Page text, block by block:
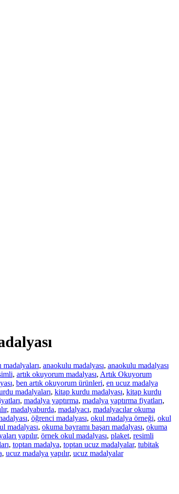
madalyaları, anaokulu madalyası, anaokulu madalyası
, artık okuyorum madalyası, Artık Okuyorum
, ben artık okuyorum ürünleri, en ucuz madalya
madalyaları, kitap kurdu madalyası, kitap kurdu
, madalya yaptırma, madalya yaptırma fiyatları,
, madalyaburda, madalyacı, madalyacılar okuma
, öğrenci madalyası, okul madalya örneği, okul
madalyası, okuma bayramı başarı madalyası, okuma
yapılır, örnek okul madalyası, plaket, resimli
, toptan madalya, toptan ucuz madalyalar, tubitak
, ucuz madalya yapılır, ucuz madalyalar